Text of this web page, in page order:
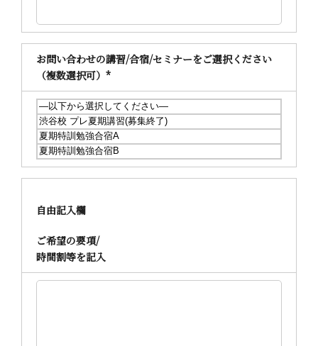
お問い合わせの講習/合宿/セミナーをご選択ください
（複数選択可） *
自由記入欄
ご希望の要項/
時間割等を記入